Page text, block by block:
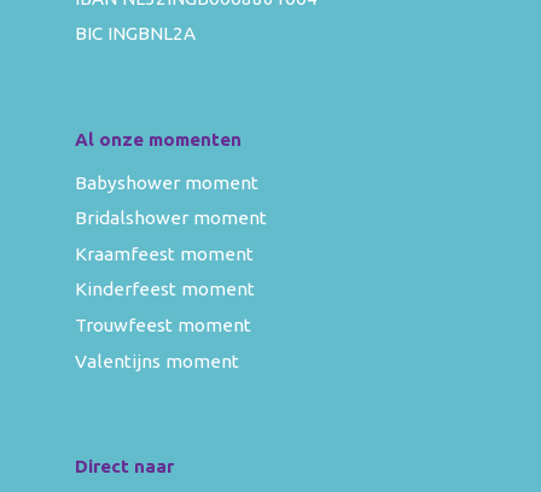
BIC INGBNL2A
Al onze momenten
Babyshower moment
Bridalshower moment
Kraamfeest moment
Kinderfeest moment
Trouwfeest moment
Valentijns moment
Direct naar